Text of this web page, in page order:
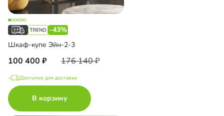
-43%
Шкаф-купе Эйн-2-3
100 400 176 140
Доступно для доставки
В корзину